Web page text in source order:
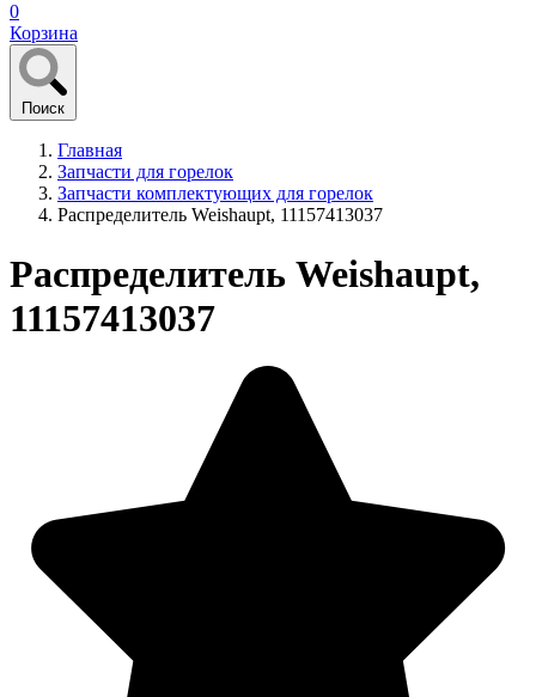
0
Корзина
Поиск
Главная
Запчасти для горелок
Запчасти комплектующих для горелок
Распределитель Weishaupt, 11157413037
Распределитель Weishaupt,
11157413037